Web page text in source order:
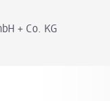
+ Co. KG